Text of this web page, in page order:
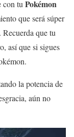
con tu Pokémon
que será súper
que tu
así que si sigues
la potencia de
aún no